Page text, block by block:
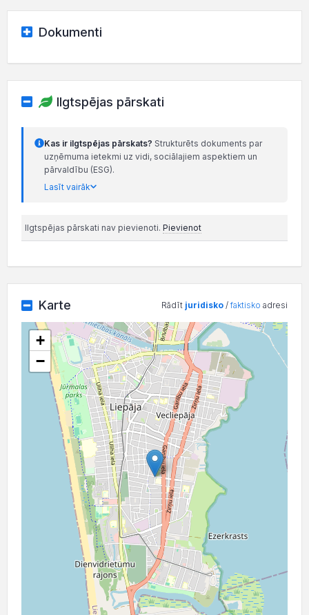
Dokumenti
Ilgtspējas pārskati
Kas ir ilgtspējas pārskats? Strukturēts dokuments par
uzņēmuma ietekmi uz vidi, sociālajiem aspektiem un
pārvaldību (ESG).
Lasīt vairāk
Ilgtspējas pārskati nav pievienoti. Pievienot
Karte Rādīt juridisko /faktisko adresi
+
−